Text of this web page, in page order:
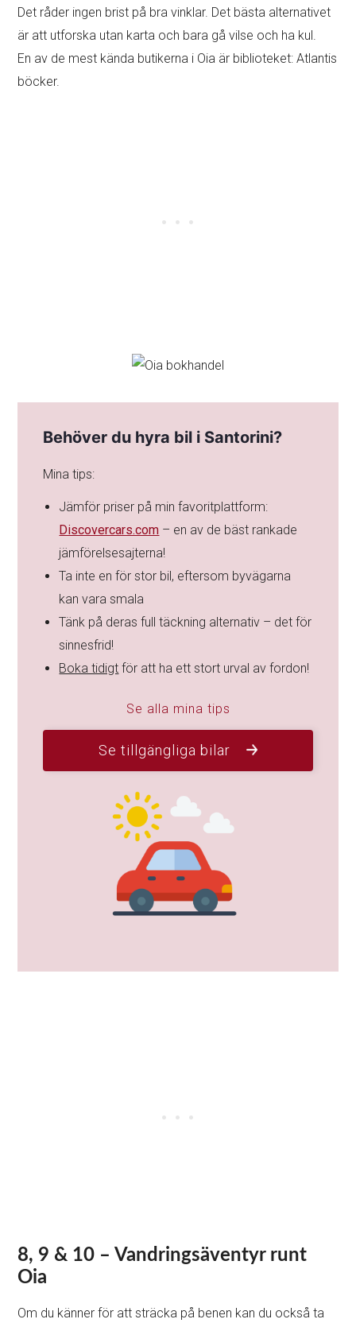
kan vara smala
Tänk på deras full täckning alternativ – det för
sinnesfrid!
8, 9 & 10 – Vandringsäventyr runt
Om du känner för att sträcka på benen kan du också ta
en kort eller längre promenad. Nedan följer 3 alternativ.
#8 Promenad ner till Ammoudi Bay från Oia
Du kan gå nedför de 200 till 250 trappstegen från klippans
topp (beroende på var du börjar räkna).
Detta leder dig till den charmiga fiskehamnen Ammoudi
Bay (även skriven Amoudi Bay).